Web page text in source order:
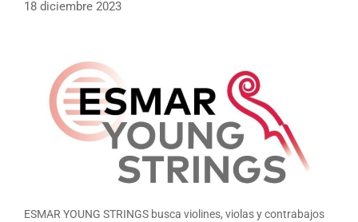
18 diciembre 2023
ESMAR YOUNG STRINGS busca violines, violas y contrabajos